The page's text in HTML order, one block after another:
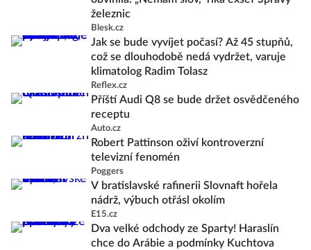
železnic
Blesk.cz
Jak se bude vyvíjet počasí? Až 45 stupňů,
což se dlouhodobě nedá vydržet, varuje
klimatolog Radim Tolasz
Reflex.cz
Příští Audi Q8 se bude držet osvědčeného
receptu
Auto.cz
Robert Pattinson oživí kontroverzní
televizní fenomén
Poggers
V bratislavské rafinerii Slovnaft hořela
nádrž, výbuch otřásl okolím
E15.cz
Dva velké odchody ze Sparty! Haraslín
chce do Arábie a podmínky Kuchtova